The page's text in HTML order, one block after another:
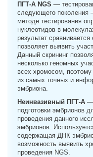
ПГТ-А NGS —
следующего поколения
методе тестирования
нуклеотидов в
результат
позволяет выявить
Данный скрининг
несколько геномных
всех хромосом,
из самых точных и
эмбриона.
Неинвазивный ПГТ-А —
подготовки эмбрионов
проведения данного
эмбрионов.
содержащая ДНК
возможность выявить
проведения NGS.